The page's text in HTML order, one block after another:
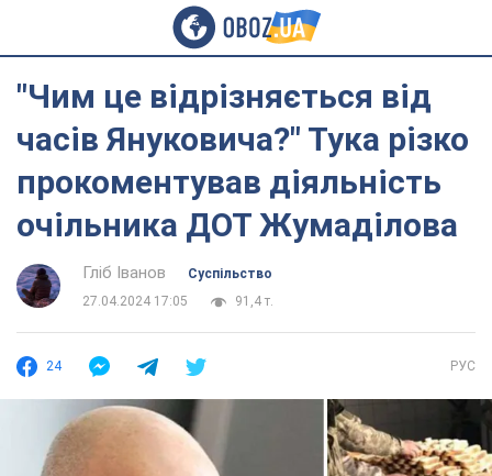
"Чим це відрізняється від
часів Януковича?" Тука різко
прокоментував діяльність
очільника ДОТ Жумаділова
Гліб Іванов
Суспільство
27.04.2024 17:05
91,4 т.
24 РУС